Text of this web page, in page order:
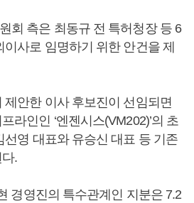
회 측은 최동규 전 특허청장 등 6
사로 임명하기 위한 안건을 제
제안한 이사 후보진이 선임되면
라인인 ‘엔젠시스(VM202)’의 초
선영 대표와 유승신 대표 등 기존
.
경영진의 특수관계인 지분은 7.2